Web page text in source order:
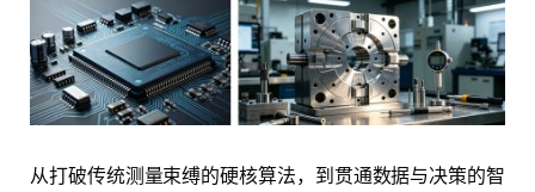
从打破传统测量束缚的硬核算法，到贯通数据与决策的智